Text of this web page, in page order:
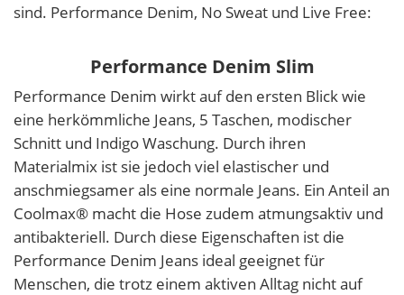
sind. Performance Denim, No Sweat und Live Free:
Performance Denim Slim
Performance Denim wirkt auf den ersten Blick wie
eine herkömmliche Jeans, 5 Taschen, modischer
Schnitt und Indigo Waschung. Durch ihren
Materialmix ist sie jedoch viel elastischer und
anschmiegsamer als eine normale Jeans. Ein Anteil an
Coolmax® macht die Hose zudem atmungsaktiv und
antibakteriell. Durch diese Eigenschaften ist die
Performance Denim Jeans ideal geeignet für
Menschen, die trotz einem aktiven Alltag nicht auf